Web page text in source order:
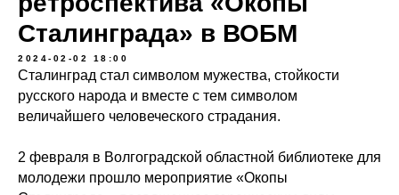
Сталинграда» в ВОБМ
2024-02-02 18:00
Сталинград стал символом мужества, стойкости
русского народа и вместе с тем символом
величайшего человеческого страдания.
2 февраля в Волгоградской областной библиотеке для
молодежи прошло мероприятие «Окопы